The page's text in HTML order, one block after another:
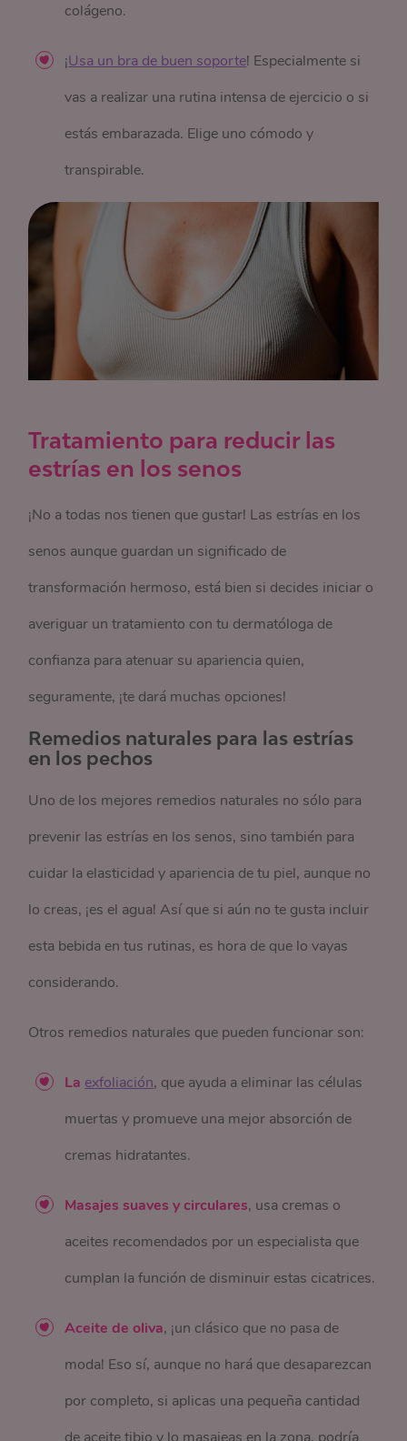
colágeno.
¡Usa un bra de buen soporte! Especialmente si
vas a realizar una rutina intensa de ejercicio o si
estás embarazada. Elige uno cómodo y
transpirable.
Tratamiento para reducir las
estrías en los senos
¡No a todas nos tienen que gustar! Las estrías en los
senos aunque guardan un significado de
transformación hermoso, está bien si decides iniciar o
averiguar un tratamiento con tu dermatóloga de
confianza para atenuar su apariencia quien,
seguramente, ¡te dará muchas opciones!
Remedios naturales para las estrías
en los pechos
Uno de los mejores remedios naturales no sólo para
prevenir las estrías en los senos, sino también para
cuidar la elasticidad y apariencia de tu piel, aunque no
lo creas, ¡es el agua! Así que si aún no te gusta incluir
esta bebida en tus rutinas, es hora de que lo vayas
considerando.
Otros remedios naturales que pueden funcionar son:
La exfoliación, que ayuda a eliminar las células
muertas y promueve una mejor absorción de
cremas hidratantes.
Masajes suaves y circulares, usa cremas o
aceites recomendados por un especialista que
cumplan la función de disminuir estas cicatrices.
Aceite de oliva, ¡un clásico que no pasa de
moda! Eso sí, aunque no hará que desaparezcan
por completo, si aplicas una pequeña cantidad